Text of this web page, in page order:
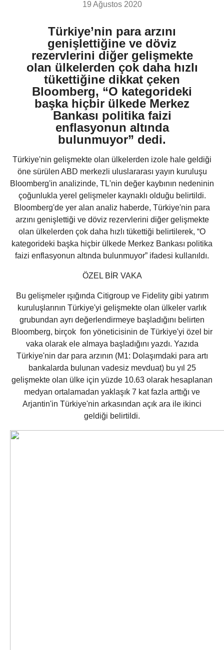
19 Ağustos 2020
Türkiye’nin para arzını
genişlettiğine ve döviz
rezervlerini diğer gelişmekte
olan ülkelerden çok daha hızlı
tükettiğine dikkat çeken
Bloomberg, “O kategorideki
başka hiçbir ülkede Merkez
Bankası politika faizi
enflasyonun altında
bulunmuyor” dedi.
Türkiye'nin gelişmekte olan ülkelerden izole hale geldiği
öne sürülen ABD merkezli uluslararası yayın kuruluşu
Bloomberg'in analizinde, TL'nin değer kaybının nedeninin
çoğunlukla yerel gelişmeler kaynaklı olduğu belirtildi.
Bloomberg'de yer alan analiz haberde, Türkiye'nin para
arzını genişlettiği ve döviz rezervlerini diğer gelişmekte
olan ülkelerden çok daha hızlı tükettiği belirtilerek, “O
kategorideki başka hiçbir ülkede Merkez Bankası politika
faizi enflasyonun altında bulunmuyor” ifadesi kullanıldı.
ÖZEL BİR VAKA
Bu gelişmeler ışığında Citigroup ve Fidelity gibi yatırım
kuruluşlarının Türkiye'yi gelişmekte olan ülkeler varlık
grubundan ayrı değerlendirmeye başladığını belirten
Bloomberg, birçok fon yöneticisinin de Türkiye'yi özel bir
vaka olarak ele almaya başladığını yazdı. Yazıda
Türkiye'nin dar para arzının (M1: Dolaşımdaki para artı
bankalarda bulunan vadesiz mevduat) bu yıl 25
gelişmekte olan ülke için yüzde 10.63 olarak hesaplanan
medyan ortalamadan yaklaşık 7 kat fazla arttığı ve
Arjantin'in Türkiye'nin arkasından açık ara ile ikinci
geldiği belirtildi.